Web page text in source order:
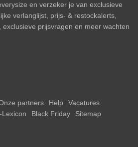
en verzeker je van exclusieve
verlanglijst, prijs- & restockalerts,
prijsvragen en meer wachten
partners Help
Vacatures
Lexicon Black Friday
Sitemap